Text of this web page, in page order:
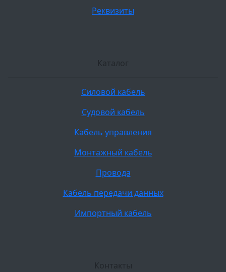
Реквизиты
Каталог
Силовой кабель
Судовой кабель
Кабель управления
Монтажный кабель
Провода
Кабель передачи данных
Импортный кабель
Контакты